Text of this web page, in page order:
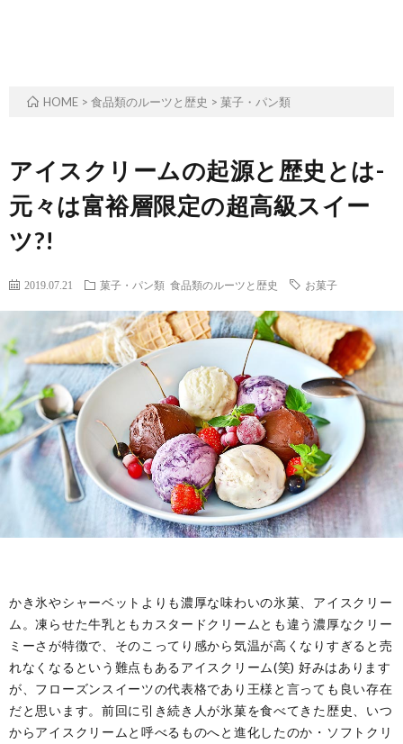
HOME > 食品類のルーツと歴史 > 菓子・パン類
アイスクリームの起源と歴史とは-
元々は富裕層限定の超高級スイー
ツ?!
2019.07.21 菓子・パン類 食品類のルーツと歴史 お菓子
かき氷やシャーベットよりも濃厚な味わいの氷菓、アイスクリー
ム。凍らせた牛乳ともカスタードクリームとも違う濃厚なクリー
ミーさが特徴で、そのこってり感から気温が高くなりすぎると売
れなくなるという難点もあるアイスクリーム(笑) 好みはあります
が、フローズンスイーツの代表格であり王様と言っても良い存在
だと思います。前回に引き続き人が氷菓を食べてきた歴史、いつ
からアイスクリームと呼べるものへと進化したのか・ソフトクリ